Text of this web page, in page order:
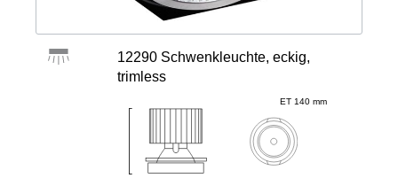
12290 Schwenkleuchte, eckig,
trimless
ET 140 mm